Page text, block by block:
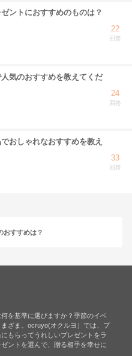
ントにおすすめのものは？
22
回答
気のおすすめを教えてくだ
24
回答
おしゃれなおすすめを教え
33
回答
おすすめは？
を基準に選びますか？季節のイベ
ざま。ocruyo(オクルヨ）では、プ
もらってうれしいプレゼントをラ
ントを選んで、贈る相手を幸せに